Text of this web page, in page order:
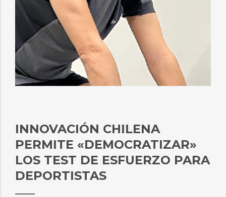
INNOVACIÓN CHILENA
PERMITE «DEMOCRATIZAR»
LOS TEST DE ESFUERZO PARA
DEPORTISTAS